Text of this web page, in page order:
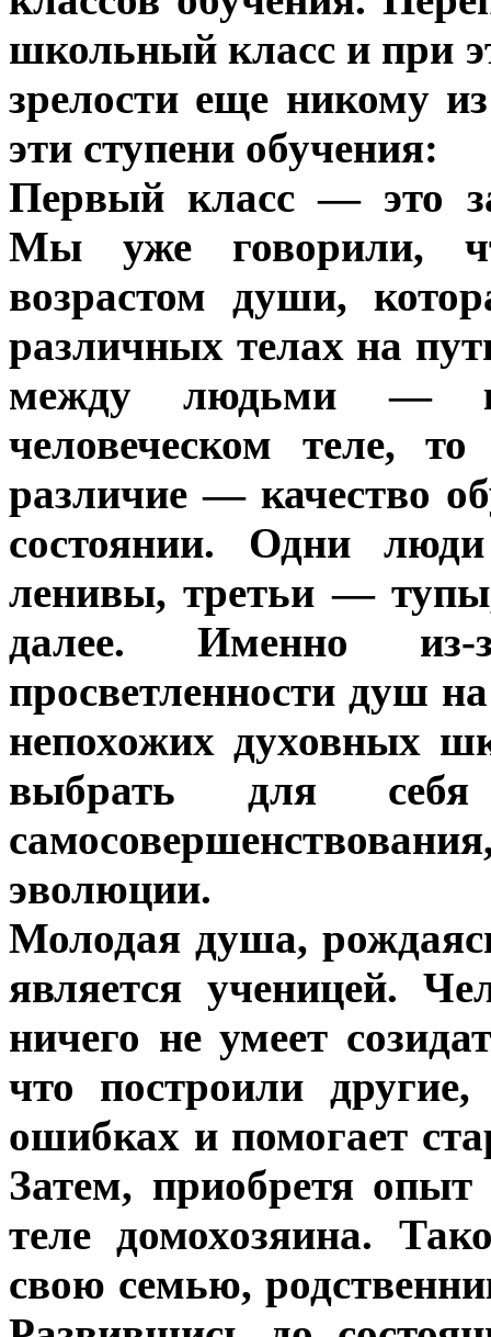
школьный класс и при
зрелости еще никому
эти ступени обучения:
Первый класс — это
Мы уже говорили,
возрастом души,
различных телах на
между людьми —
человеческом теле,
различие — качество
состоянии. Одни
ленивы, третьи —
далее. Именно
просветленности душ
непохожих духовных
выбрать для себя
эволюции.
Молодая душа,
является ученицей.
ничего не умеет
что построили
ошибках и помогает
Затем, приобретя
теле домохозяина.
свою семью,